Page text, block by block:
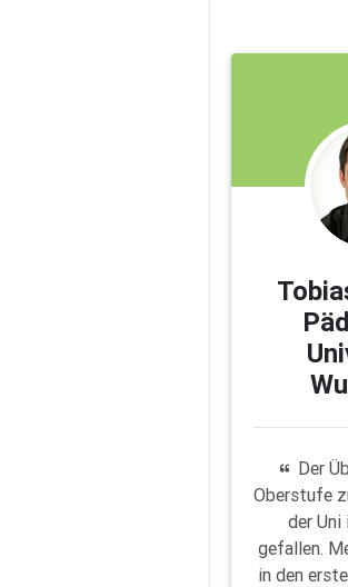
Der
Oberstufe
der
gefallen.
in den